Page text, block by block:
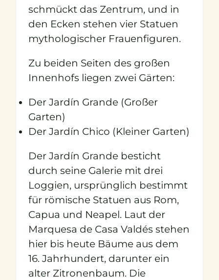
schmückt das Zentrum, und in
den Ecken stehen vier Statuen
mythologischer Frauenfiguren.
Zu beiden Seiten des großen
Innenhofs liegen zwei Gärten:
Der Jardín Grande (Großer
Garten)
Der Jardín Chico (Kleiner Garten)
Der Jardín Grande besticht
durch seine Galerie mit drei
Loggien, ursprünglich bestimmt
für römische Statuen aus Rom,
Capua und Neapel. Laut der
Marquesa de Casa Valdés stehen
hier bis heute Bäume aus dem
16. Jahrhundert, darunter ein
alter Zitronenbaum. Die